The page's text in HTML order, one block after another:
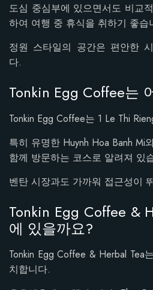
도심 중심부에 있으면서도 비교
하여 여행 중 휴식을 취하기 좋습
정원 스타일의 공간은 편안한
다.
Tonkin Egg Coffee는
Tonkin Egg Coffee는 1 Le Thi
특히 유명한 Huynh Hoa Banh Mi
함께 방문하는 코스로 알려져 있
벤탄 시장과도 가까워 접근성이
Tonkin Egg Coffee &
에 있을까요?
Tonkin Egg Coffee & Herbal Tea
치합니다.